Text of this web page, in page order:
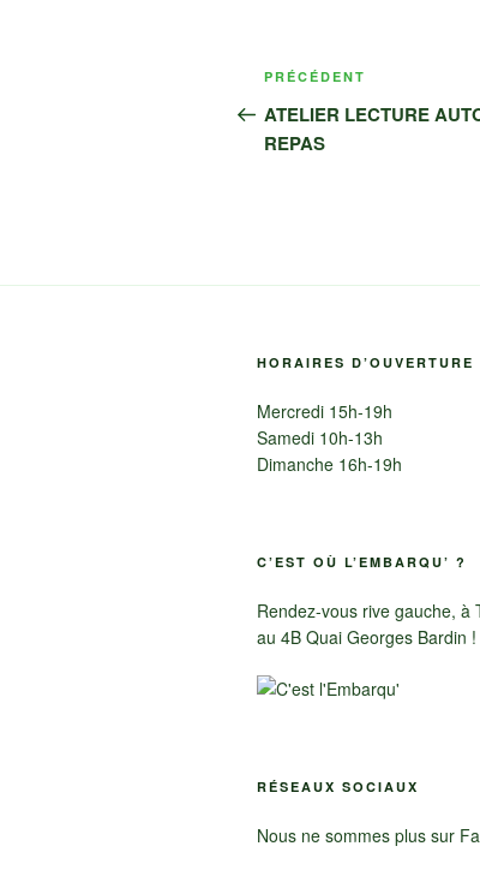
Navigation
de
l’article
Article
précédent
PRÉCÉDENT
ATELIER LECTURE
REPAS
HORAIRES D’OUVERTURE
Mercredi 15h-19h
Samedi 10h-13h
Dimanche 16h-19h
C’EST OÙ L’EMBARQU’ ?
Rendez-vous rive gauche, à
au 4B Quai Georges Bardin !
RÉSEAUX SOCIAUX
Nous ne sommes plus sur